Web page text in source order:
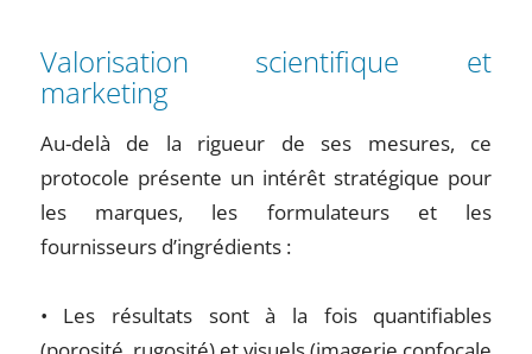
Valorisation scientifique et
marketing
Au-delà de la rigueur de ses mesures, ce
protocole présente un intérêt stratégique pour
les marques, les formulateurs et les
fournisseurs d’ingrédients :
• Les résultats sont à la fois quantifiables